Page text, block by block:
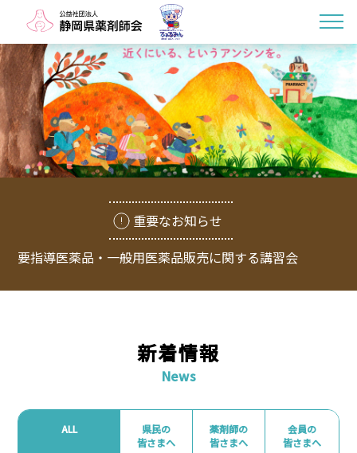
重要なお知らせ
要指導医薬品・一般用医薬品販売に関する講習会
新着情報
News
ALL
県民の
皆さまへ
薬剤師の
皆さまへ
会員の
皆さまへ